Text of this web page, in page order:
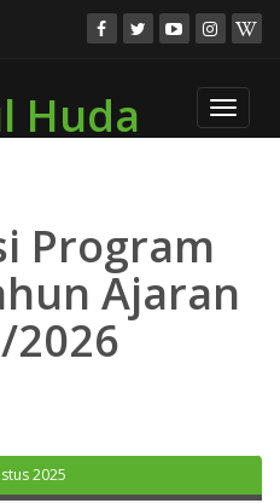
Toggle
Huda
Program
Ajaran
2026
2025